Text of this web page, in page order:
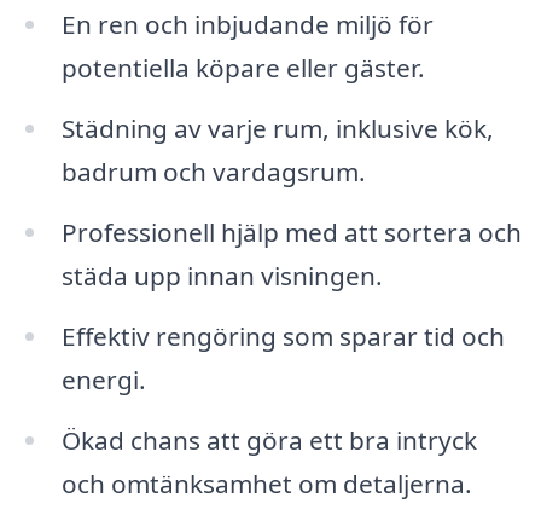
En ren och inbjudande miljö för
potentiella köpare eller gäster.
Städning av varje rum, inklusive kök,
badrum och vardagsrum.
Professionell hjälp med att sortera och
städa upp innan visningen.
Effektiv rengöring som sparar tid och
energi.
Ökad chans att göra ett bra intryck
och omtänksamhet om detaljerna.